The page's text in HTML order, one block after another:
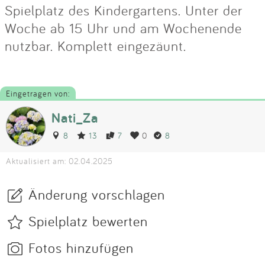
Spielplatz des Kindergartens. Unter der
Woche ab 15 Uhr und am Wochenende
nutzbar. Komplett eingezäunt.
Eingetragen von:
Nati_Za
8 13 7 0 8
Aktualisiert am: 02.04.2025
Änderung vorschlagen
Spielplatz bewerten
Fotos hinzufügen